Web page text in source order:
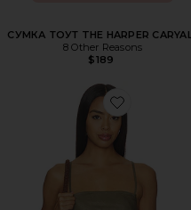
СУМКА ТОУТ THE HARPER
8 Other Reasons
$189
Favorite